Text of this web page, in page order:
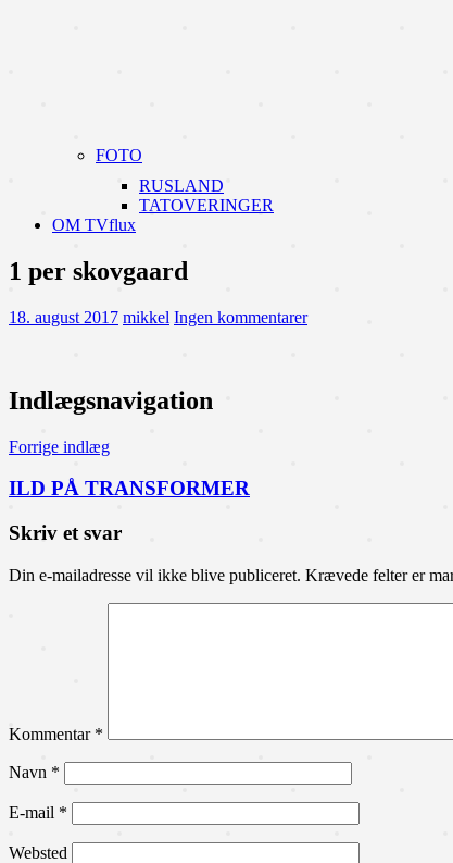
FOTO
RUSLAND
TATOVERINGER
OM TVflux
1 per skovgaard
18. august 2017 mikkel Ingen kommentarer
Indlægsnavigation
Forrige indlæg
ILD PÅ TRANSFORMER
Skriv et svar
Din e-mailadresse vil ikke blive publiceret. Krævede felter er
Kommentar *
Navn *
E-mail *
Websted